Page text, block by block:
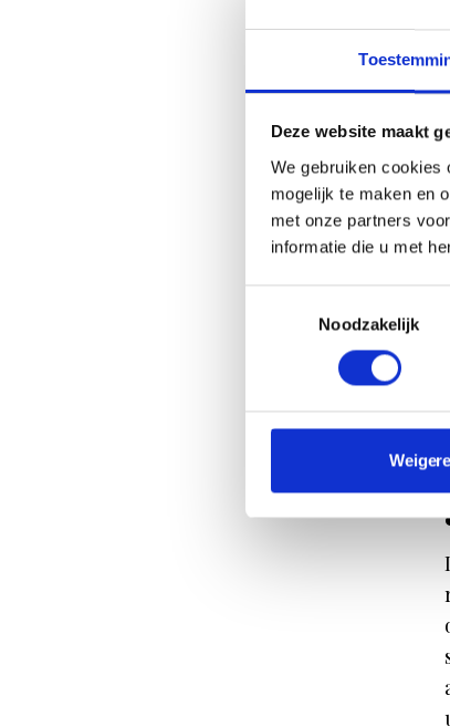
Deze website maakt
We gebruiken cookies
mogelijk te maken en
met onze partners
informatie die u met
Noodzakelijk